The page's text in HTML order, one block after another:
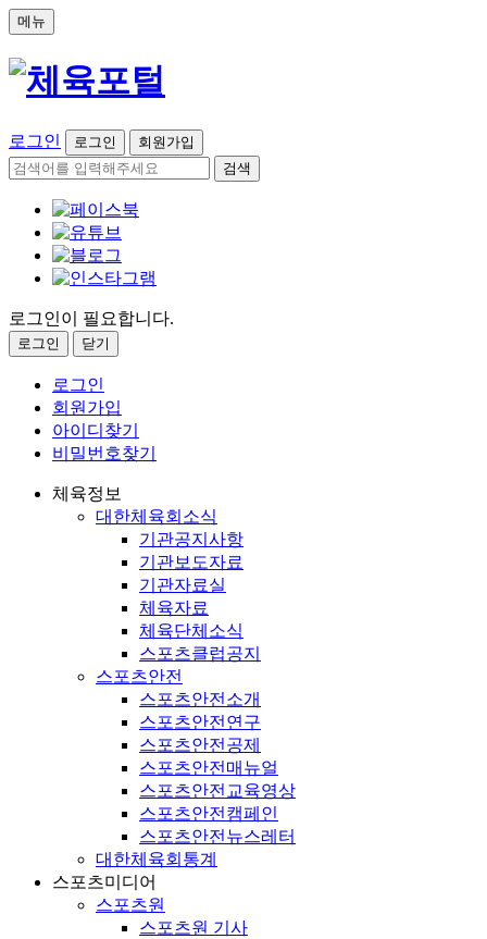
메뉴
로그인 로그인
회원가입
검색
로그인이 필요합니다.
로그인 닫기
로그인
회원가입
아이디찾기
비밀번호찾기
체육정보
대한체육회소식
기관공지사항
기관보도자료
기관자료실
체육자료
체육단체소식
스포츠클럽공지
스포츠안전
스포츠안전소개
스포츠안전연구
스포츠안전공제
스포츠안전매뉴얼
스포츠안전교육영상
스포츠안전캠페인
스포츠안전뉴스레터
대한체육회통계
스포츠미디어
스포츠원
스포츠원 기사